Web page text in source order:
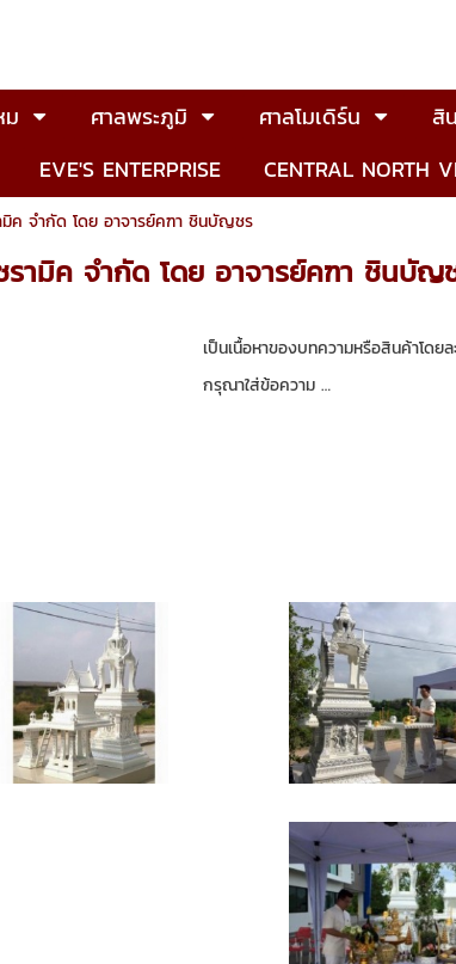
ม ศาลพระภูมิ ศาลโมเดิร์น สิ
EVE'S ENTERPRISE CENTRAL NORTH
มิค จำกัด โดย อาจารย์คฑา ชินบัญชร
รามิค จำกัด โดย อาจารย์คฑา ชินบัญ
เป็นเนื้อหาของบทความหรือสินค้าโดยล
กรุณาใส่ข้อความ …